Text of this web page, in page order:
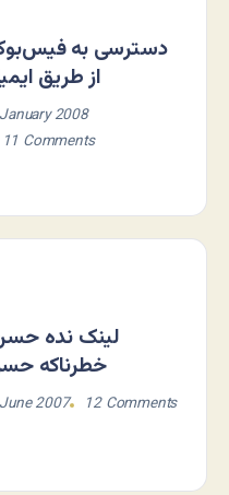
دسترسی به
از طریق
2008
11 Comments
لینک نده
خطرناکه
2007 12 Comments